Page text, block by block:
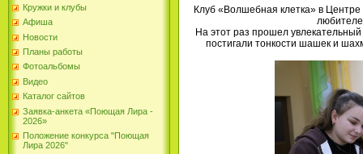
Кружки и клубы
Афиша
Новости
Планы работы
Фотоальбомы
Видео
Каталог сайтов
Заявка-анкета «Поющая Лира -
2026»
Положение конкурса "Поющая
Лира 2026"
Клуб «Волшебная клетка» в Центре
На этот раз прошел увлекательный
постигали тонкости шашек и